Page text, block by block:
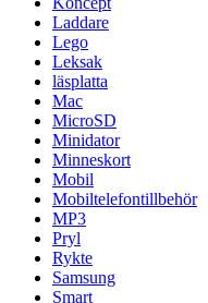
Laddare
Lego
Leksak
läsplatta
Mac
MicroSD
Minidator
Minneskort
Mobil
Mobiltelefontillbehör
MP3
Pryl
Rykte
Samsung
Smart